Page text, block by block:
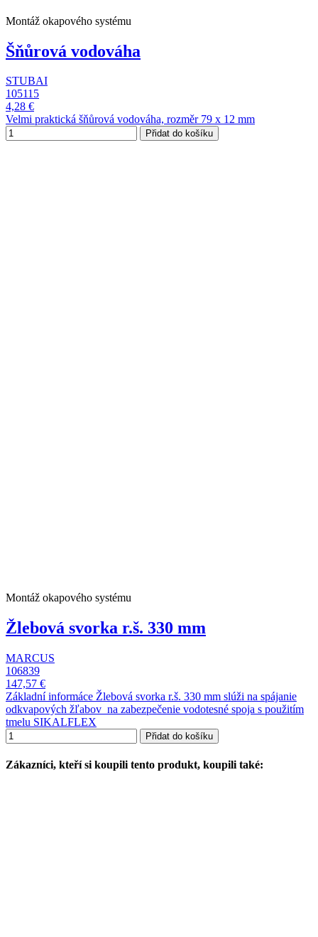
Montáž okapového systému
Šňůrová vodováha
STUBAI
105115
4,28 €
Velmi praktická šňůrová vodováha, rozměr 79 x 12 mm
Přidat do košíku
Montáž okapového systému
Žlebová svorka r.š. 330 mm
MARCUS
106839
147,57 €
Základní informáce Žlebová svorka r.š. 330 mm slúži na spájanie
odkvapových žľabov na zabezpečenie vodotesné spoja s použitím
tmelu SIKALFLEX
Přidat do košíku
Zákazníci, kteří si koupili tento produkt, koupili také: